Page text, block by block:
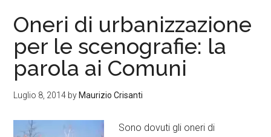
Oneri di urbanizzazione
per le scenografie: la
parola ai Comuni
Luglio 8, 2014 by Maurizio Crisanti
Sono dovuti gli oneri di